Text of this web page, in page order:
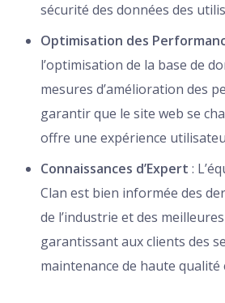
sécurité des données des
Optimisation des
l’optimisation de la base de
mesures d’amélioration des
garantir que le site web se
offre une expérience
Connaissances d’Expert :
Clan est bien informée des
de l’industrie et des
garantissant aux clients des
maintenance de haute qualité